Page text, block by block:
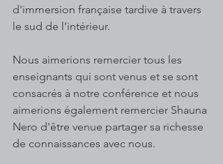
d'immersion française tardive à travers
le sud de l'intérieur.
Nous aimerions remercier tous les
enseignants qui sont venus et se sont
consacrés à notre conférence et nous
aimerions également remercier Shauna
Nero d'être venue partager sa richesse
de connaissances avec nous.